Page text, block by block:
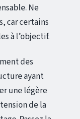
Ne
car certains
à l’objectif.
des
ayant
une légère
de la